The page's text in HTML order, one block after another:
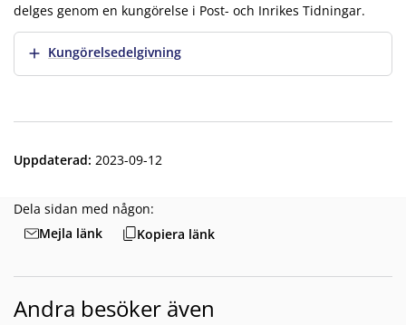
delges genom en kungörelse i Post- och Inrikes Tidningar.
Visa merKungörelsedelgivning
Uppdaterad: 2023-09-12
Dela sidan med någon:
Mejla länk
Kopiera länk
Andra besöker även